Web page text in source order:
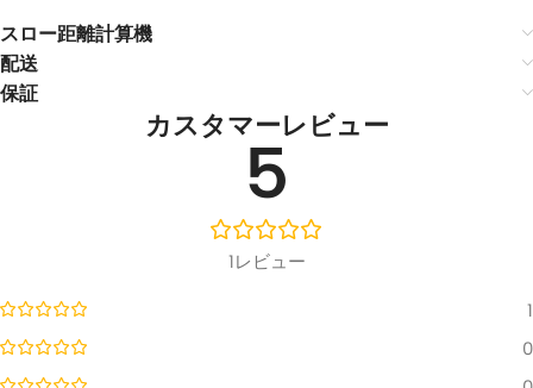
スロー距離計算機
配送
保証
カスタマーレビュー
5
1レビュー
1
0